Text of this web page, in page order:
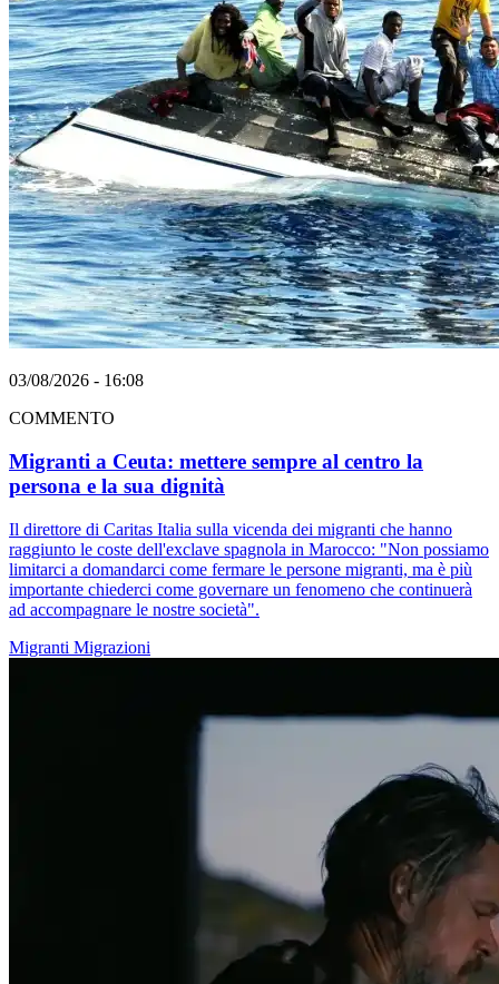
03/08/2026 - 16:08
COMMENTO
Migranti a Ceuta: mettere sempre al centro la
persona e la sua dignità
Il direttore di Caritas Italia sulla vicenda dei migranti che hanno
raggiunto le coste dell'exclave spagnola in Marocco: "Non possiamo
limitarci a domandarci come fermare le persone migranti, ma è più
importante chiederci come governare un fenomeno che continuerà
ad accompagnare le nostre società".
Migranti Migrazioni